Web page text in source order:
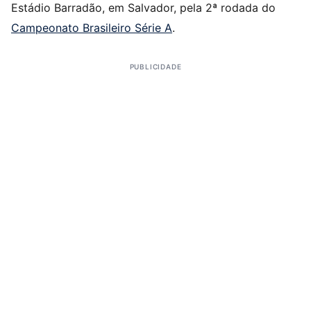
Estádio Barradão, em Salvador, pela 2ª rodada do
Campeonato Brasileiro Série A.
PUBLICIDADE